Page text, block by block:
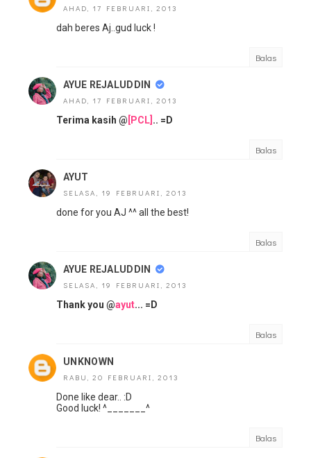
AHAD, 17 FEBRUARI, 2013
dah beres Aj..gud luck !
Balas
AYUE REJALUDDIN
AHAD, 17 FEBRUARI, 2013
Terima kasih @ [PCL] .. =D
Balas
AYUT
SELASA, 19 FEBRUARI, 2013
done for you AJ ^^ all the best!
Balas
AYUE REJALUDDIN
SELASA, 19 FEBRUARI, 2013
Thank you @ayut... =D
Balas
UNKNOWN
RABU, 20 FEBRUARI, 2013
Done like dear.. :D
Good luck! ^_______^
Balas